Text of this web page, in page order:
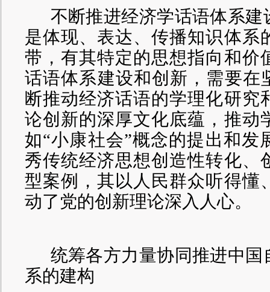
不断推进经济学话语体系
是体现、表达、传播知识体系
带，有其特定的思想指向和价
话语体系建设和创新，需要在
断推动经济话语的学理化研究
论创新的深厚文化底蕴，推动
如“小康社会”概念的提出和发
秀传统经济思想创造性转化、
型案例，其以人民群众听得懂
动了党的创新理论深入人心。
统筹各方力量协同推进中
系的建构